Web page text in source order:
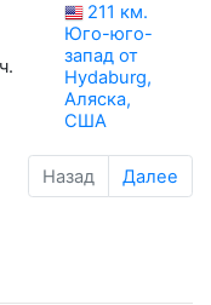
211 км.
Юго-юго-
запад от
Hydaburg,
Аляска,
США
Назад Далее